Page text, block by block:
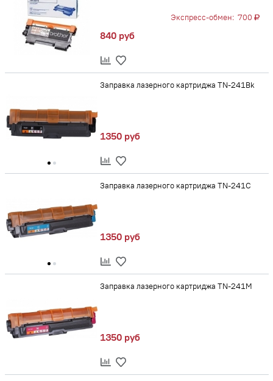
Экспресс-обмен:700
840 руб
Заправка лазерного картриджа TN-241Bk
1350 руб
Заправка лазерного картриджа TN-241C
1350 руб
Заправка лазерного картриджа TN-241M
1350 руб